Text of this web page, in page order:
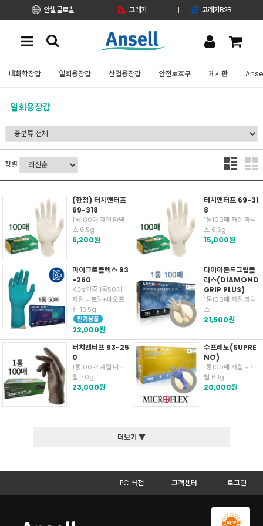
안셀 글로벌 코레카 코레카B2B
내화학장갑 일회용장갑 산업용장갑 안전보호구 게시판
일회용장갑
정렬
(한정) 터치앤터프
69-318
1통100매 재질:라텍
스 6.5g
6,200원
터치앤터프 69-31
8
1통100매 재질:라텍
스 6.5g
15,000원
마이크로플렉스 93
-260
KCs인증 1통50매
재질:니트릴+네오프
렌 13.5g
22,000원
다이아몬드그립플
러스(DIAMOND
GRIP PLUS)
1통100매 재질:라텍
스
21,500원
터치앤터프 93-25
0
1통100매 재질:니트
릴 7.0g
23,000원
수프레노(SUPRE
NO)
1통100매 재질:니트
릴 6.1g
20,000원
더보기 ▼
PC 버전 고객센터 로그인